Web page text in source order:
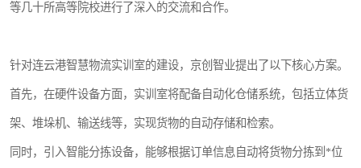
等几十所高等院校进行了深入的交流和合作。
针对连云港智慧物流实训室的建设，京创智业提出了以下核心方案。
首先，在硬件设备方面，实训室将配备自动化仓储系统，包括立体货
架、堆垛机、输送线等，实现货物的自动存储和检索。
同时，引入智能分拣设备，能够根据订单信息自动将货物分拣到*位